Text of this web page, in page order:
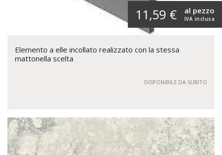
11,59 € IVA inclusa
al pezzo
Elemento a elle incollato realizzato con la stessa
mattonella scelta
DISPONIBILE DA SUBITO